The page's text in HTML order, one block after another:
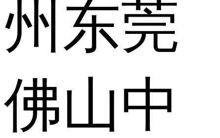
州 东莞
佛山中